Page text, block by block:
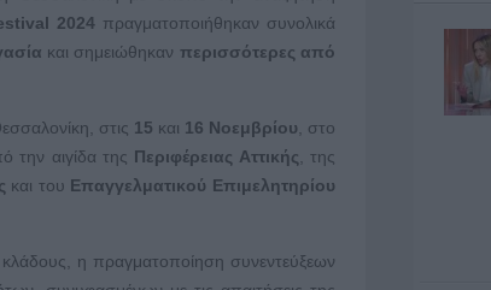
2024 πραγματοποιήθηκαν συνολικά
και σημειώθηκαν περισσότερες από
στις 15 και 16 Νοεμβρίου, στο
την αιγίδα της Περιφέρειας Αττικής, της
και του Επαγγελματικού Επιμελητηρίου
κλάδους, η πραγματοποίηση συνεντεύξεων